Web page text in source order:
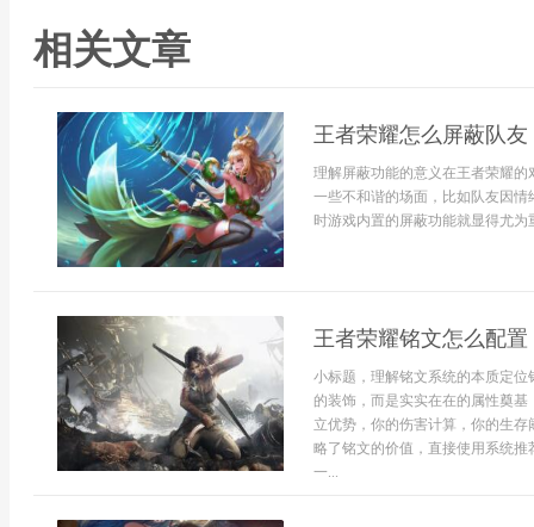
相关文章
王者荣耀怎么屏蔽队
理解屏蔽功能的意义在王者荣耀
一些不和谐的场面，比如队友因
时游戏内置的屏蔽功能就显得尤
王者荣耀铭文怎么配
小标题，理解铭文系统的本质定
的装饰，而是实实在在的属性奠
立优势，你的伤害计算，你的生
略了铭文的价值，直接使用系统
一...